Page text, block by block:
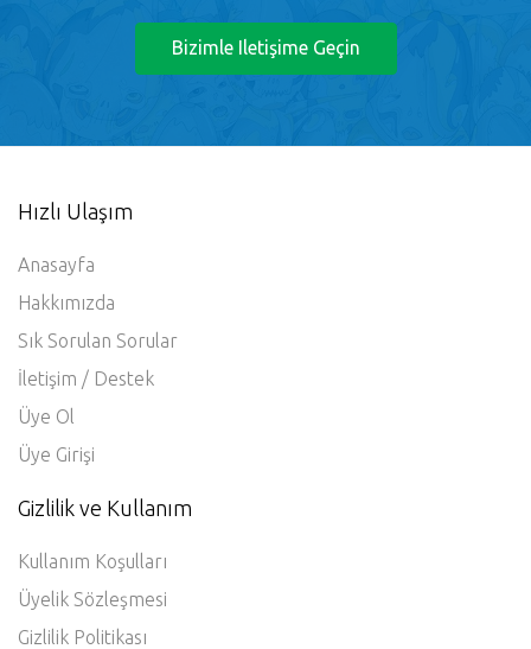
Bizimle Iletişime Geçin
Hızlı Ulaşım
Anasayfa
Hakkımızda
Sık Sorulan Sorular
İletişim / Destek
Üye Ol
Üye Girişi
Gizlilik ve Kullanım
Kullanım Koşulları
Üyelik Sözleşmesi
Gizlilik Politikası